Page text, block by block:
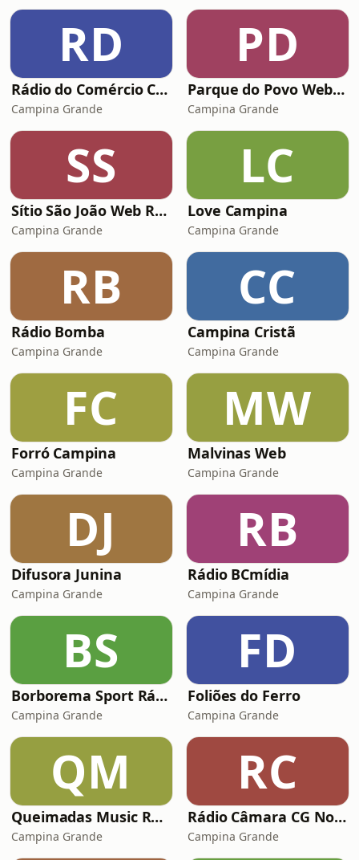
RD
Rádio do Comércio Campina Grande
Campina Grande
PD
Parque do Povo Web Rádio
Campina Grande
SS
Sítio São João Web Rádio
Campina Grande
LC
Love Campina
Campina Grande
RB
Rádio Bomba
Campina Grande
CC
Campina Cristã
Campina Grande
FC
Forró Campina
Campina Grande
MW
Malvinas Web
Campina Grande
DJ
Difusora Junina
Campina Grande
RB
Rádio BCmídia
Campina Grande
BS
Borborema Sport Rádio
Campina Grande
FD
Foliões do Ferro
Campina Grande
QM
Queimadas Music Record
Campina Grande
RC
Rádio Câmara CG Notícias
Campina Grande